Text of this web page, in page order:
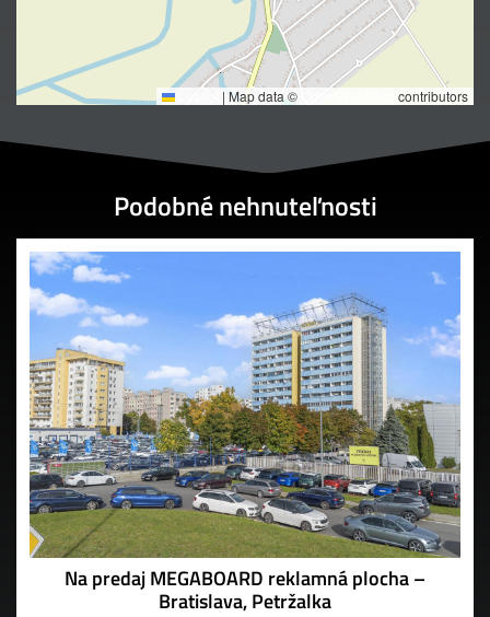
| Map data © contributors
Podobné nehnuteľnosti
Na predaj MEGABOARD reklamná plocha –
Bratislava, Petržalka